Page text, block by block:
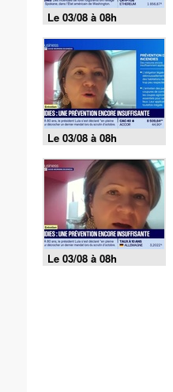
Le 03/08 à 08h
Le 03/08 à 08h
Le 03/08 à 08h